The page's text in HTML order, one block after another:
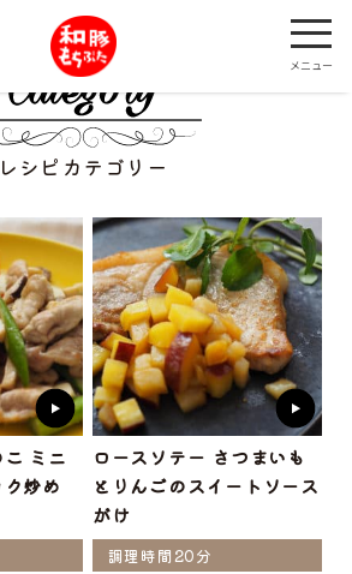
レシピカテゴリー
ミニ
炒め
ロースソテー さつまいも
とりんごのスイートソース
がけ
調理時間20分